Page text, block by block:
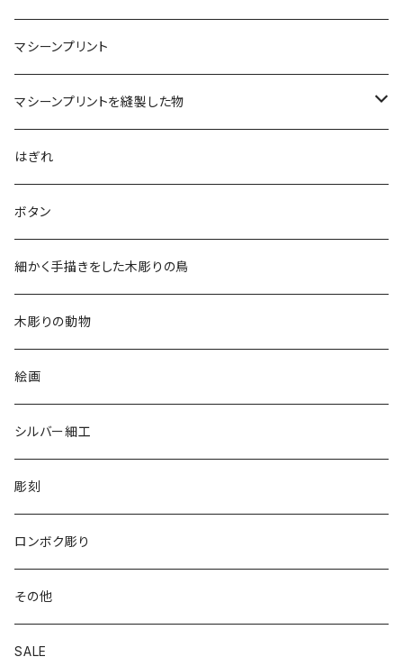
マシーンプリント
マシーンプリントを縫製した物
アロハシャツ
2018
2019
ドレスシャツ
チュニック
リバーシブル 帽子
リバーシブル エコバッグ
はぎれ
ボタン
細かく手描きをした木彫りの鳥
木彫りの動物
絵画
シルバー細工
彫刻
ロンボク彫り
その他
SALE